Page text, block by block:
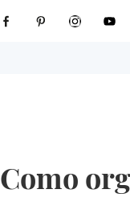
Como